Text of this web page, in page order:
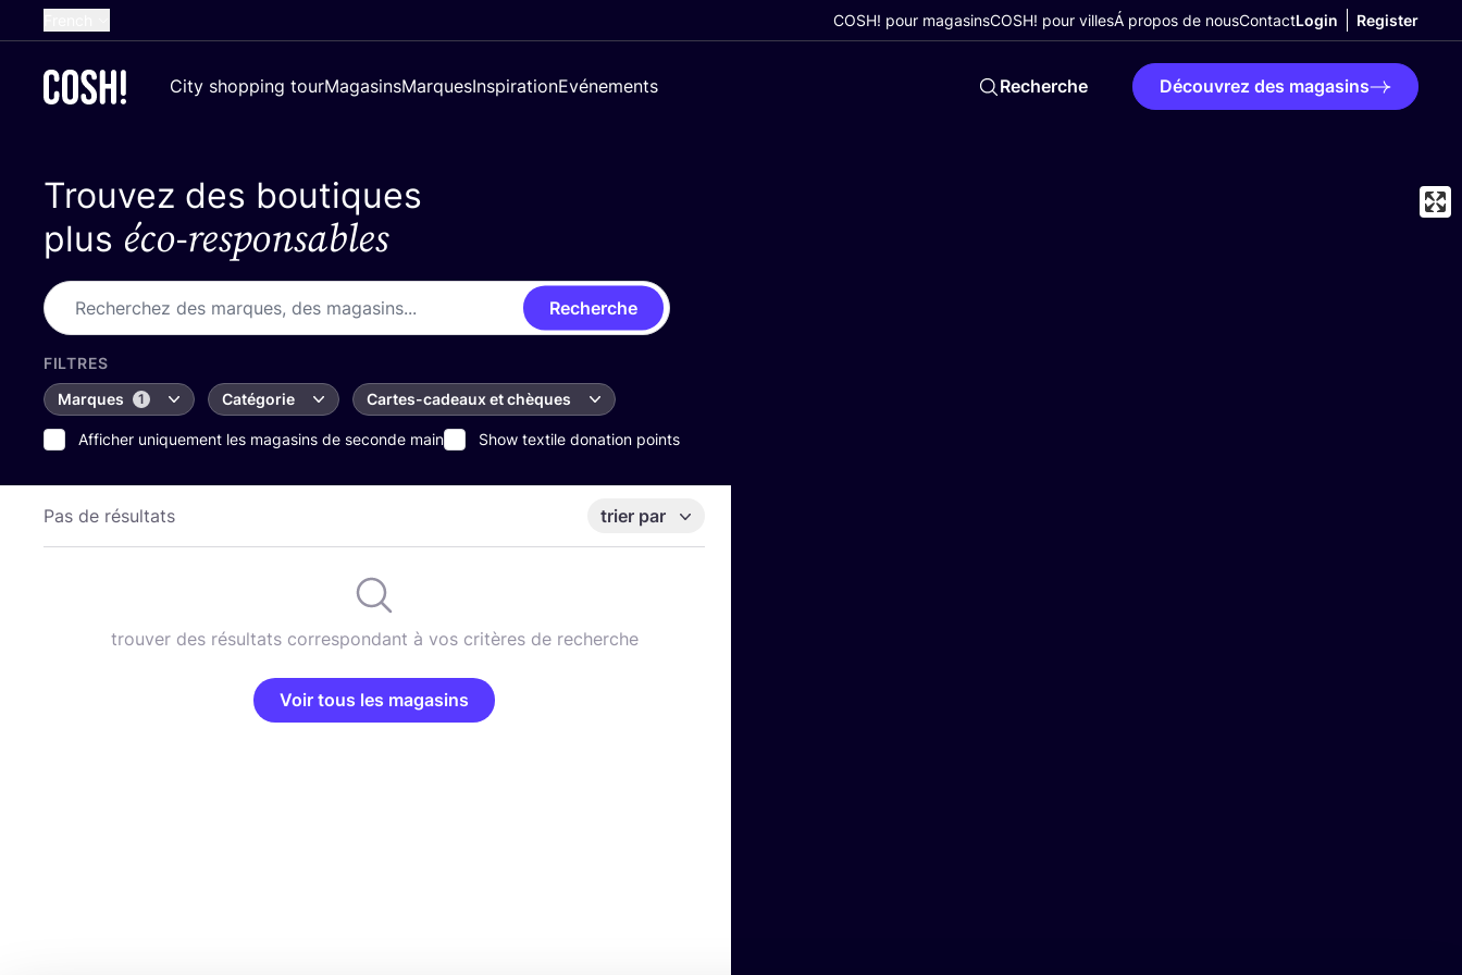
Dutch
German
Croatian
COSH! pour magasinsCOSH! pour villesÁ propos de nousContactLogin Register
City shopping tourMagasinsMarquesInspirationEvénements Recherche Découvrez des magasins
Trouvez des boutiques
plus éco-responsables
Recherche
FILTRES
Marques
1 Catégorie Cartes-cadeaux et chèques
Afficher uniquement les magasins de seconde main Show textile donation points
Pas de résultats trier par
trouver des résultats correspondant à vos critères de recherche
Voir tous les magasins